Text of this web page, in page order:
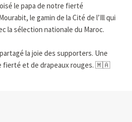
le papa de notre fierté
le gamin de la Cité de l’Ill qui
la sélection nationale du Maroc.
la joie des supporters. Une
fierté et de drapeaux rouges. 🇲🇦